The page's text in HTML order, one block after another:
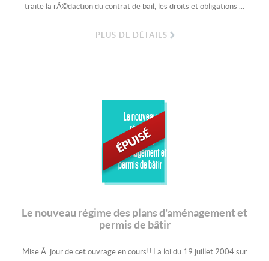
traite la rÃ©daction du contrat de bail, les droits et obligations ...
PLUS DE DÉTAILS
Le nouveau
régime
des plans
d'aménagement et
permis de bâtir
Le nouveau régime des plans d'aménagement et
permis de bâtir
Mise Ã jour de cet ouvrage en cours!! La loi du 19 juillet 2004 sur